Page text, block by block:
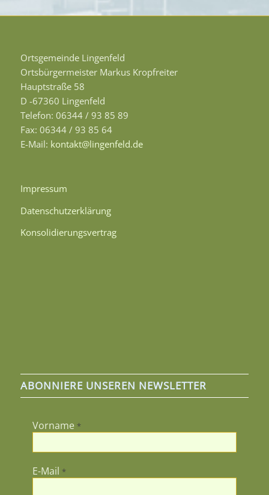
Ortsgemeinde Lingenfeld
Ortsbürgermeister Markus Kropfreiter
Hauptstraße 58
D -67360 Lingenfeld
Telefon: 06344 / 93 85 89
Fax: 06344 / 93 85 64
E-Mail: kontakt@lingenfeld.de
Impressum
Datenschutzerklärung
Konsolidierungsvertrag
ABONNIERE UNSEREN NEWSLETTER
Vorname *
E-Mail *